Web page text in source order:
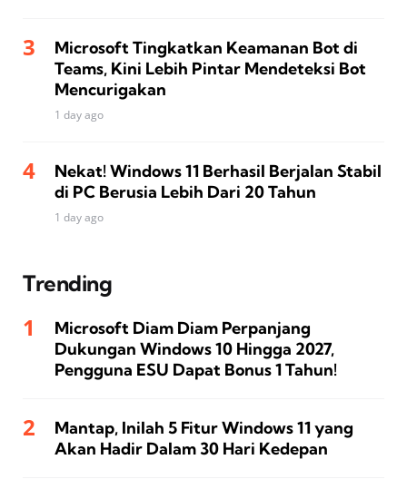
Microsoft Tingkatkan Keamanan Bot di
Teams, Kini Lebih Pintar Mendeteksi Bot
Mencurigakan
1 day ago
Nekat! Windows 11 Berhasil Berjalan Stabil
di PC Berusia Lebih Dari 20 Tahun
1 day ago
Trending
Microsoft Diam Diam Perpanjang
Dukungan Windows 10 Hingga 2027,
Pengguna ESU Dapat Bonus 1 Tahun!
Mantap, Inilah 5 Fitur Windows 11 yang
Akan Hadir Dalam 30 Hari Kedepan